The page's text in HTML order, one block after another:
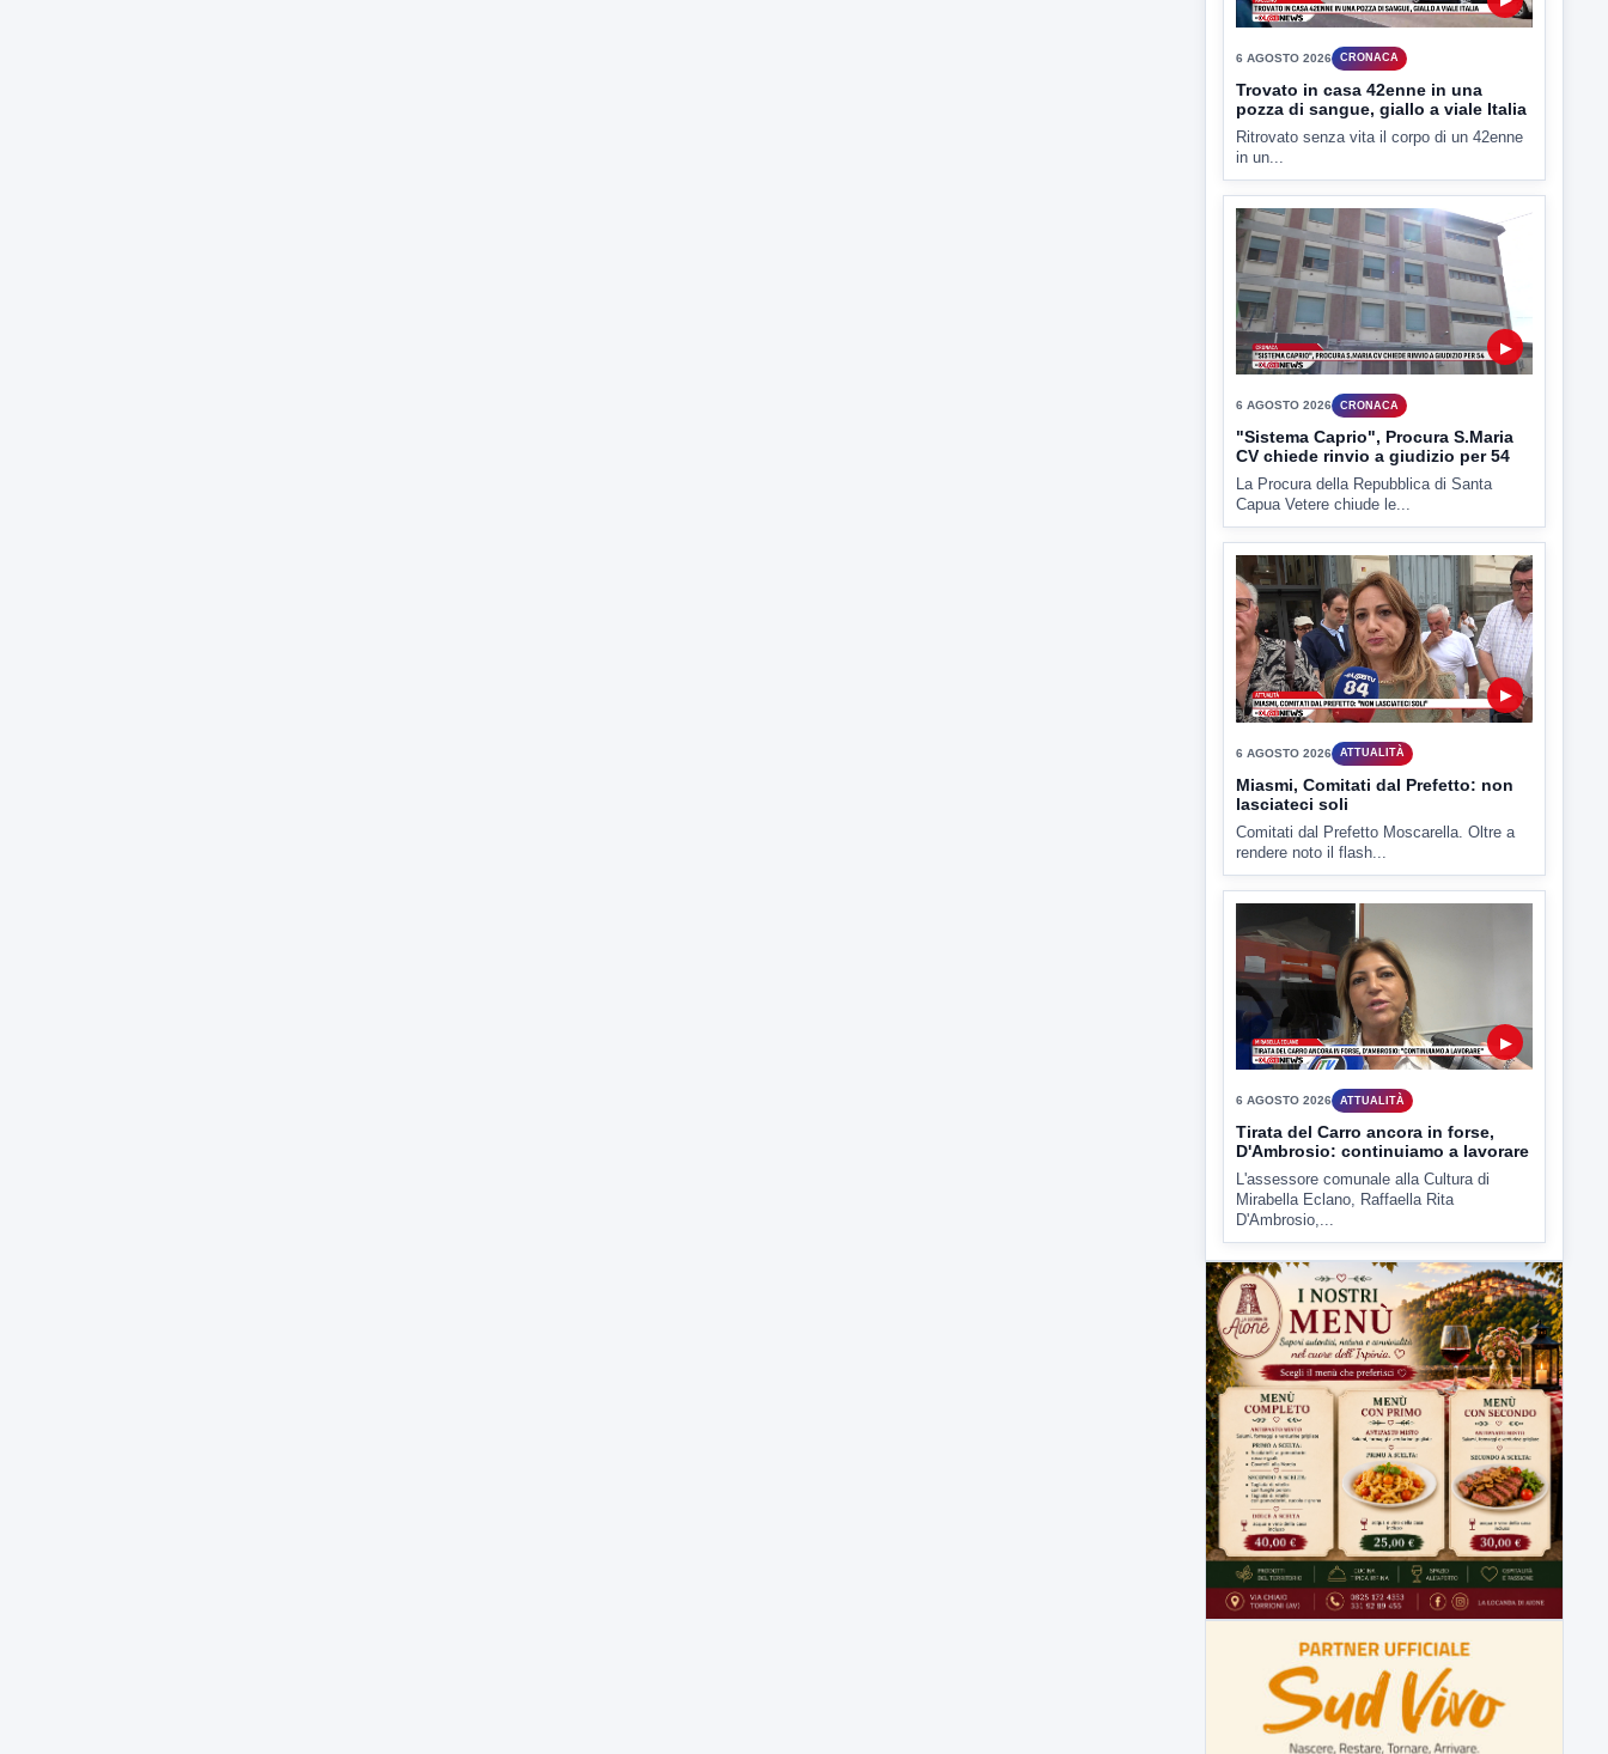
ULTIMI VIDEO
6 AGOSTO 2026 CRONACA
Trovato in casa 42enne in una
pozza di sangue, giallo a viale Italia
Ritrovato senza vita il corpo di un 42enne
in un...
▶
6 AGOSTO 2026 CRONACA
"Sistema Caprio", Procura S.Maria
CV chiede rinvio a giudizio per 54
La Procura della Repubblica di Santa
Capua Vetere chiude le...
6 AGOSTO 2026 ATTUALITÀ
Miasmi, Comitati dal Prefetto: non
lasciateci soli
Comitati dal Prefetto Moscarella. Oltre a
rendere noto il flash...
▶
6 AGOSTO 2026 ATTUALITÀ
Tirata del Carro ancora in forse,
D'Ambrosio: continuiamo a lavorare
L'assessore comunale alla Cultura di
Mirabella Eclano, Raffaella Rita
D'Ambrosio,...